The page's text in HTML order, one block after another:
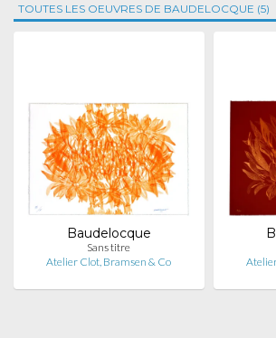
TOUTES LES OEUVRES DE BAUDELOCQUE (5)
Baudelocque
Sans titre
Atelier Clot, Bramsen & Co